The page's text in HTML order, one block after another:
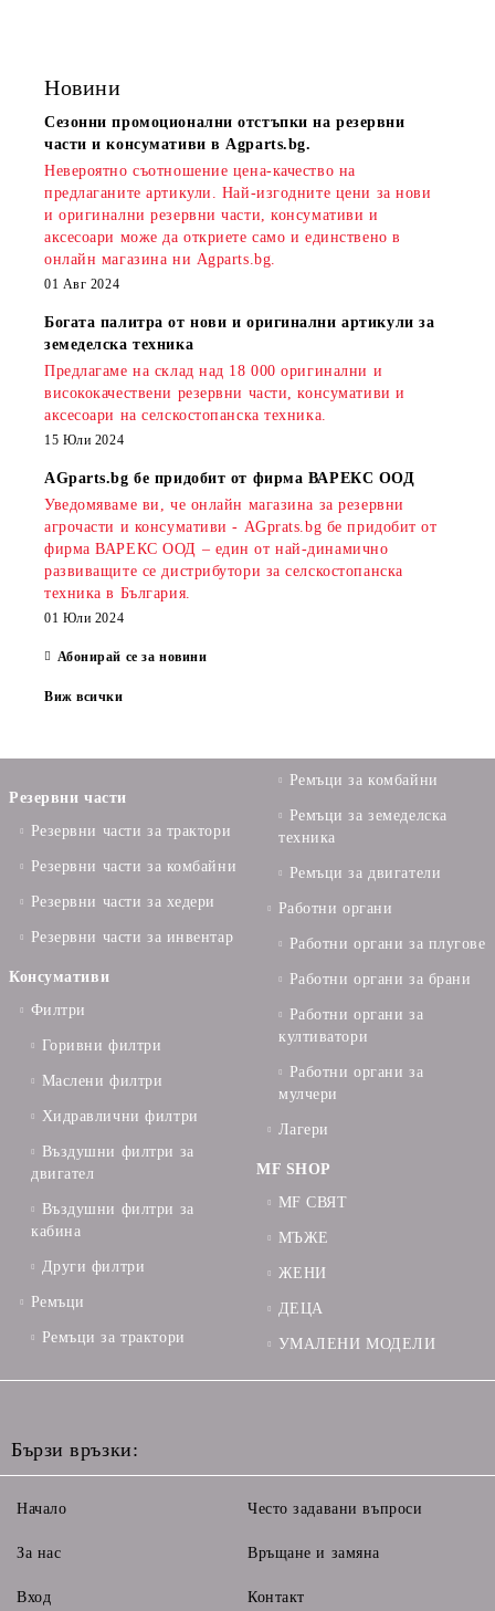
Новини
Сезонни промоционални отстъпки на резервни
части и консумативи в Agparts.bg.
Невероятно съотношение цена-качество на
предлаганите артикули. Най-изгодните цени за нови
и оригинални резервни части, консумативи и
аксесоари може да откриете само и единствено в
онлайн магазина ни Agparts.bg.
01 Авг 2024
Богата палитра от нови и оригинални артикули за
земеделска техника
Предлагаме на склад над 18 000 оригинални и
висококачествени резервни части, консумативи и
аксесоари на селскостопанска техника.
15 Юли 2024
AGparts.bg бе придобит от фирма ВАРЕКС ООД
Уведомяваме ви, че онлайн магазина за резервни
агрочасти и консумативи - AGprats.bg бе придобит от
фирма ВАРЕКС ООД – един от най-динамично
развиващите се дистрибутори за селскостопанска
техника в България.
01 Юли 2024
Абонирай се за новини
Виж всички
Резервни части
Резервни части за трактори
Резервни части за комбайни
Резервни части за хедери
Резервни части за инвентар
Консумативи
Филтри
Горивни филтри
Маслени филтри
Хидравлични филтри
Въздушни филтри за
двигател
Въздушни филтри за
кабина
Други филтри
Ремъци
Ремъци за трактори
Ремъци за комбайни
Ремъци за земеделска
техника
Ремъци за двигатели
Работни органи
Работни органи за плугове
Работни органи за брани
Работни органи за
култиватори
Работни органи за
мулчери
Лагери
MF SHOP
MF СВЯТ
МЪЖЕ
ЖЕНИ
ДЕЦА
УМАЛЕНИ МОДЕЛИ
Бързи връзки:
Начало
За нас
Вход
Често задавани въпроси
Връщане и замяна
Контакт